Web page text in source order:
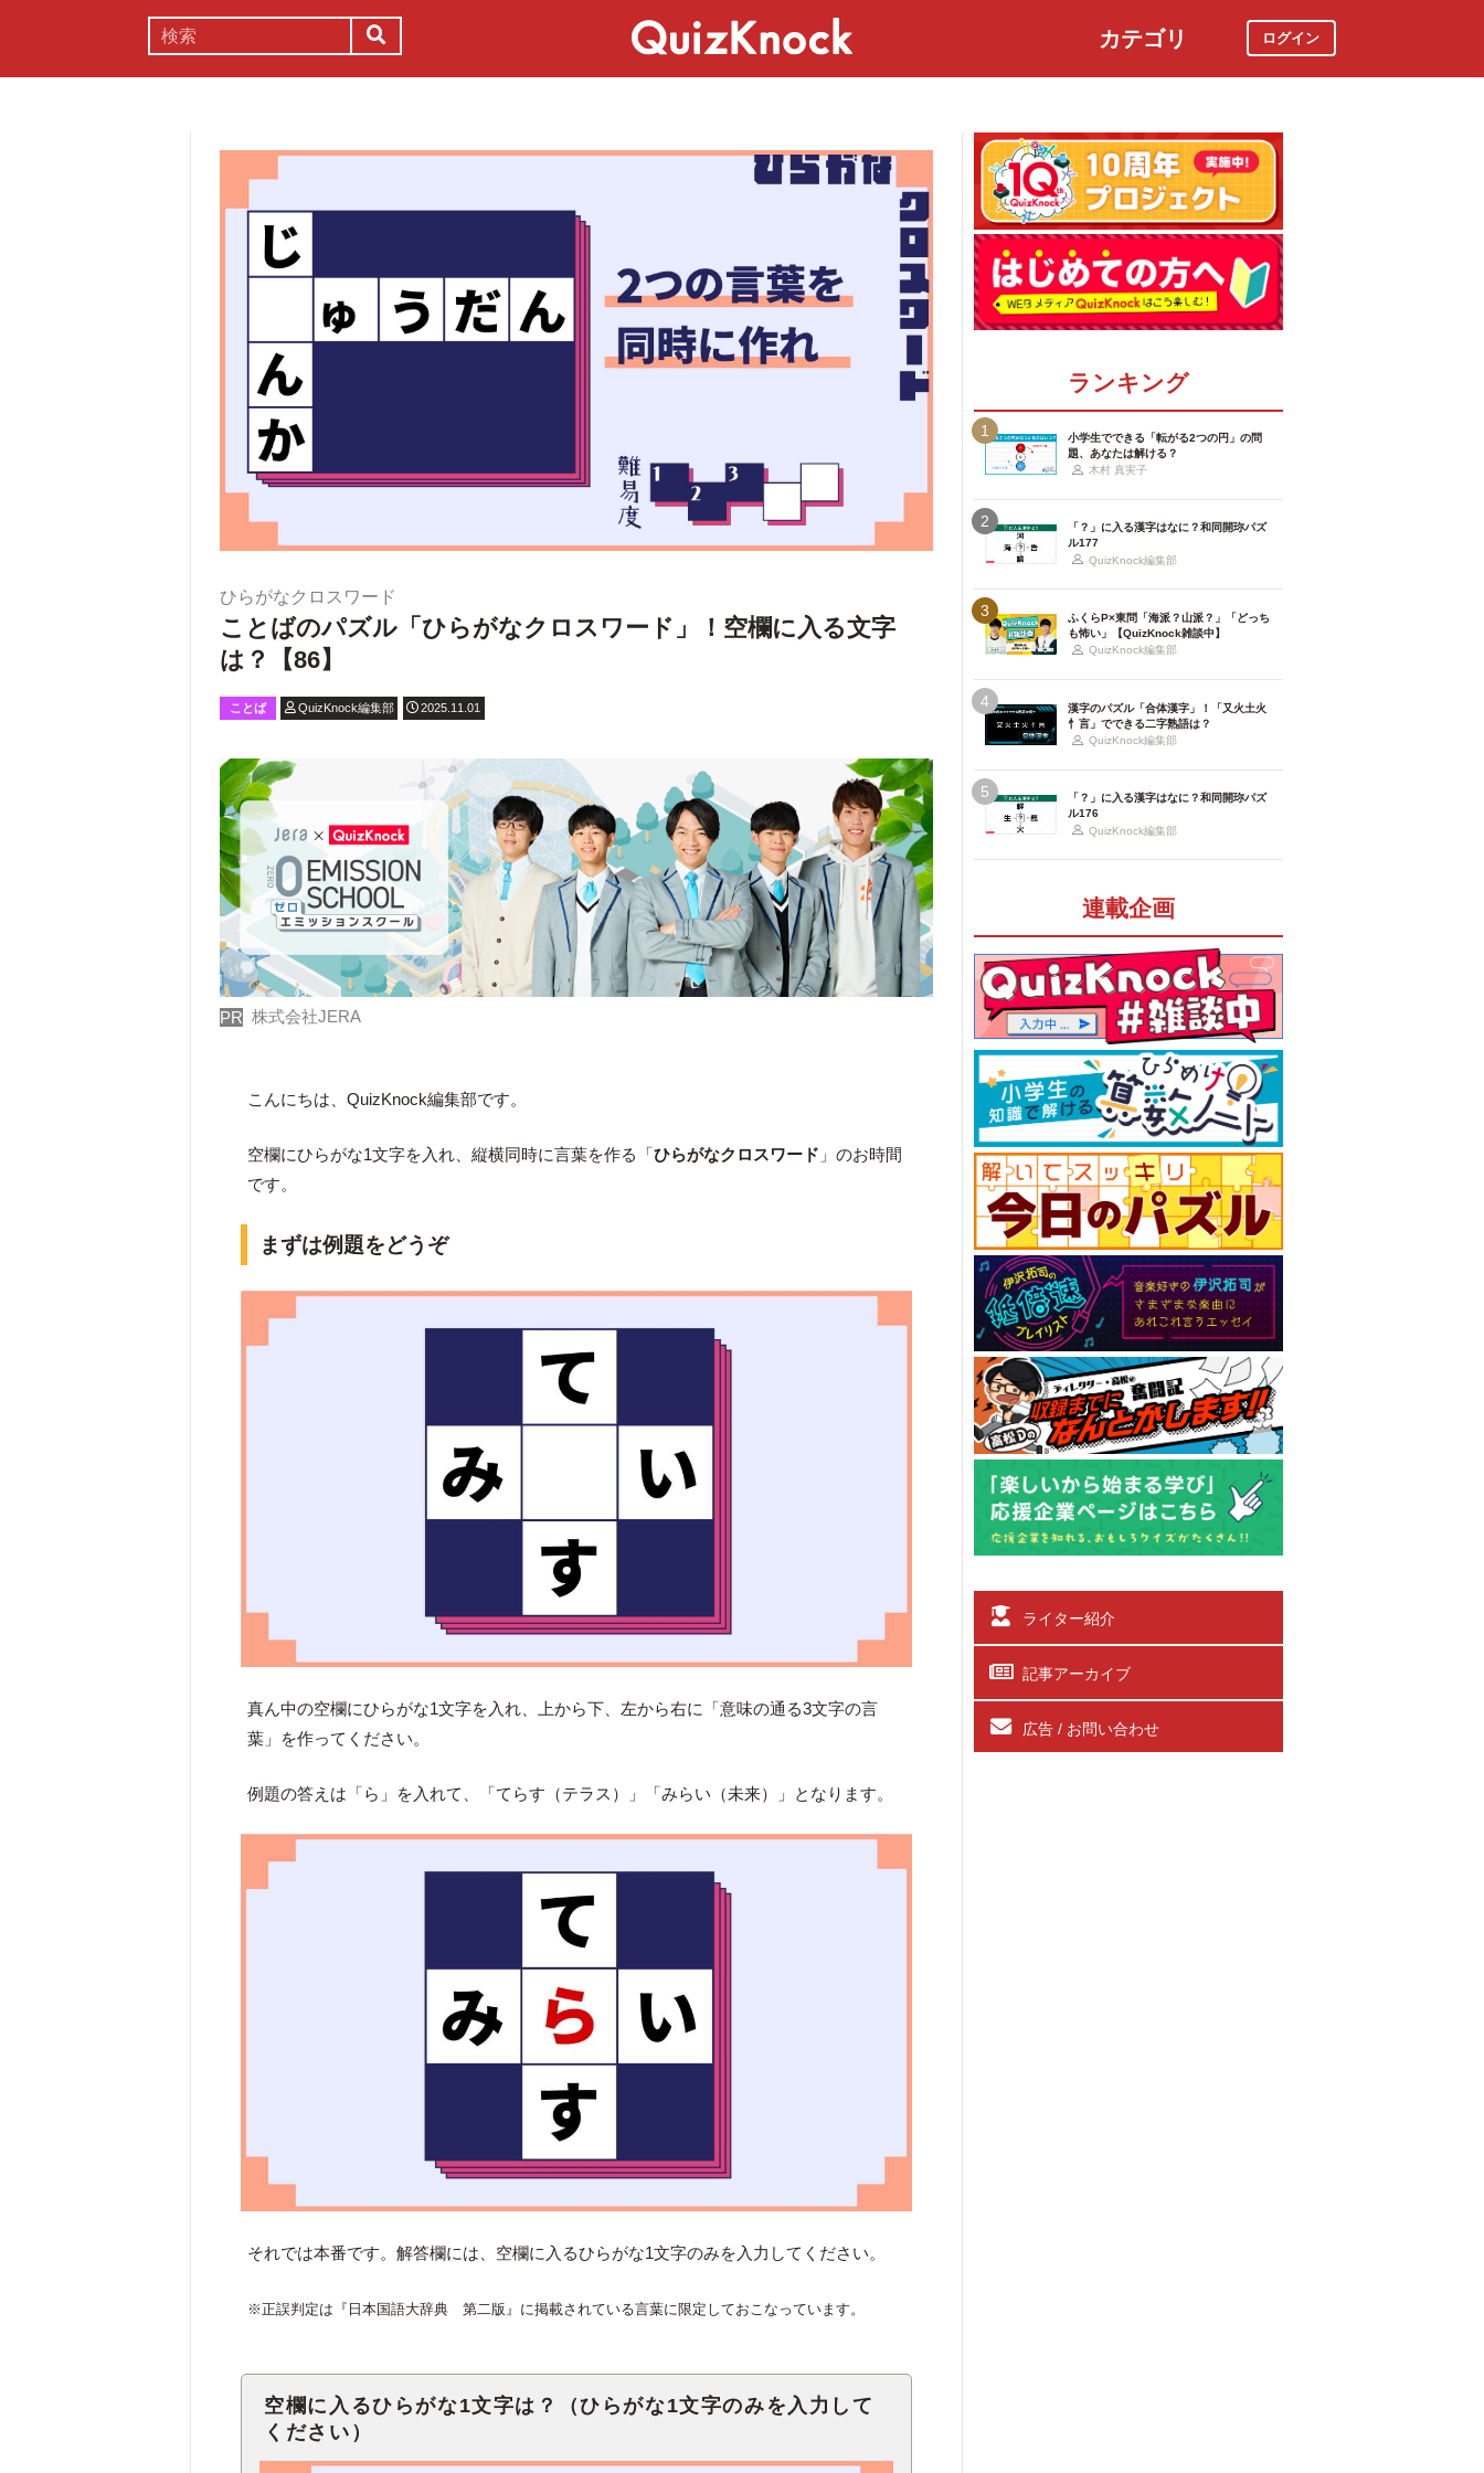
カテゴリ ログイン
ひらがなクロスワード
ことばのパズル「ひらがなクロスワード」！空欄に入る文字
は？【86】
ことば QuizKnock編集部 2025.11.01
PR 株式会社JERA
こんにちは、QuizKnock編集部です。
空欄にひらがな1文字を入れ、縦横同時に言葉を作る「ひらがなクロスワード 」のお時間
です。
まずは例題をどうぞ
真ん中の空欄にひらがな1文字を入れ、上から下、左から右に「意味の通る3文字の言
葉」を作ってください。
例題の答えは「ら」を入れて、「てらす（テラス）」「みらい（未来）」となります。
それでは本番です。解答欄には、空欄に入るひらがな1文字のみを入力してください。
※正誤判定は『日本国語大辞典 第二版』に掲載されている言葉に限定しておこなっています。
空欄に入るひらがな1文字は？（ひらがな1文字のみを入力して
ください）
ランキング
1
小学生でできる「転がる2つの円」の問
題、あなたは解ける？
木村 真実子
2
「？」に入る漢字はなに？和同開珎パズ
ル177
QuizKnock編集部
3
ふくらP×東問「海派？山派？」「どっち
も怖い」【QuizKnock雑談中】
QuizKnock編集部
4
漢字のパズル「合体漢字」！「又火土火
忄言」でできる二字熟語は？
QuizKnock編集部
5
「？」に入る漢字はなに？和同開珎パズ
ル176
QuizKnock編集部
連載企画
ライター紹介
記事アーカイブ
広告 / お問い合わせ